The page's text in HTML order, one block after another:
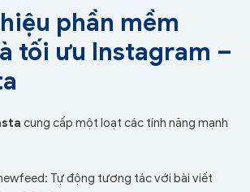
phần mềm
tối ưu Instagram –
cung cấp một loạt các tính năng mạnh
Tự động tương tác với bài viết